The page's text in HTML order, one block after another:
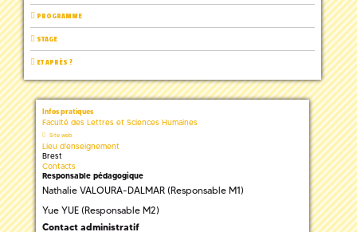
PROGRAMME
STAGE
ET APRÈS ?
Infos pratiques
Faculté des Lettres et Sciences Humaines
Site web
Lieu d'enseignement
Brest
Contacts
Responsable pédagogique
Nathalie VALOURA-DALMAR (Responsable M1)
Yue YUE (Responsable M2)
Contact administratif